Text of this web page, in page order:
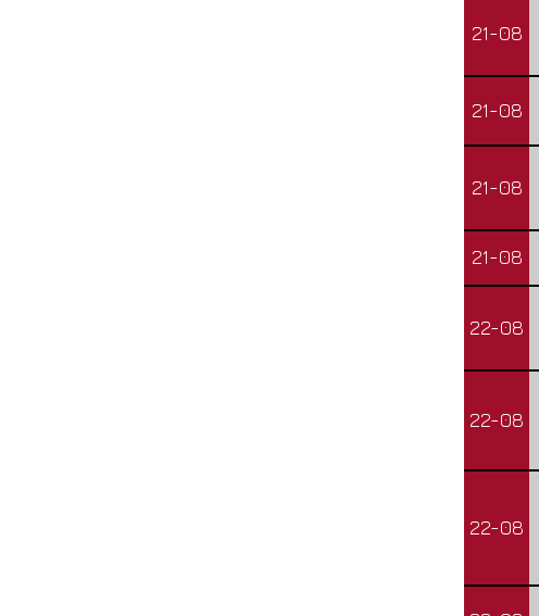
21-08
21-08
21-08
21-08
22-08
22-08
22-08